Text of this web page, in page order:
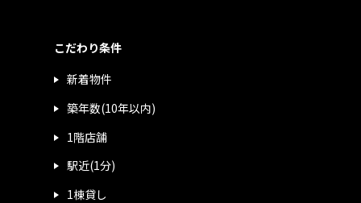
こだわり条件
新着物件
築年数(10年以内)
1階店舗
駅近(1分)
1棟貸し